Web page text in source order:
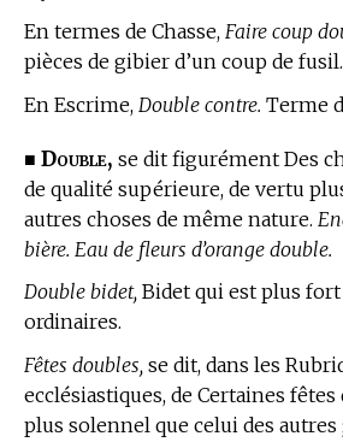
En termes de Chasse, Faire coup
pièces de gibier d’un coup de fusil.
En Escrime, Double contre. Terme
■ Double, se dit figurément Des
de qualité supérieure, de vertu
autres choses de même nature.
bière. Eau de fleurs d’orange double.
Double bidet, Bidet qui est plus
ordinaires.
Fêtes doubles, se dit, dans les
ecclésiastiques, de Certaines
plus solennel que celui des autres